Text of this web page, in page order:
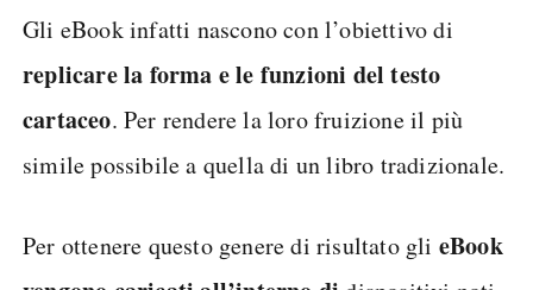
Gli eBook infatti nascono con l’obiettivo di
replicare la forma e le funzioni del testo
cartaceo. Per rendere la loro fruizione il più
simile possibile a quella di un libro tradizionale.
Per ottenere questo genere di risultato gli eBook